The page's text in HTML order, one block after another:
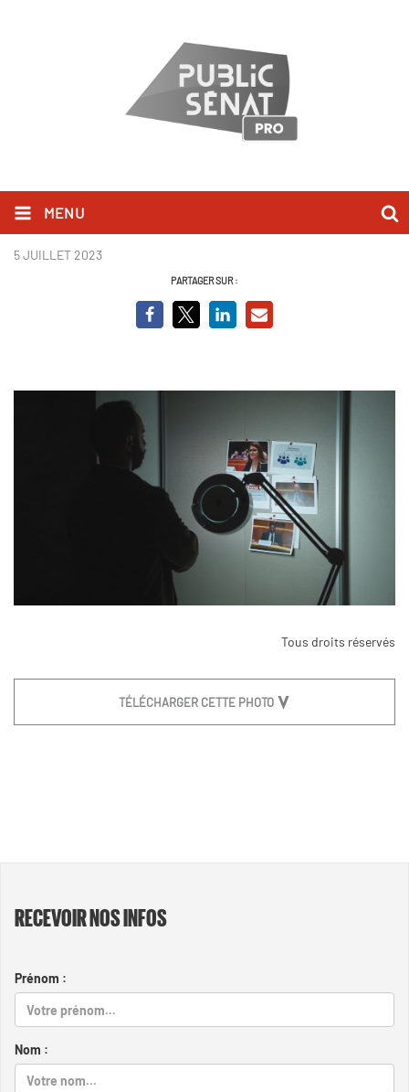
MENU
Sénat en action - Fonds Marianne
5 JUILLET 2023
PARTAGER SUR :
Tous droits réservés
TÉLÉCHARGER CETTE PHOTO
RECEVOIR NOS INFOS
Prénom :
Nom :